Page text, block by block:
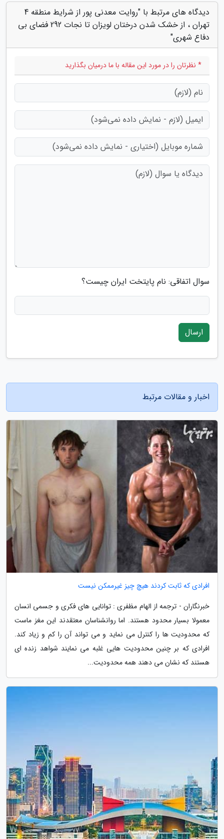
دیدگاه های مرتبط با "روایت معدنی پور از شرایط منطقه 4
تهران ، از خشک شدن درختان لویزان تا نجات 292 فضای بی
دفاع شهری"
* نظرتان را در مورد این مقاله با ما درمیان بگذارید
سوال اتفاقی: نام پایتخت ایران چیست؟
ارسال
اخبار و مقالات مرتبط
افرادی که ثابت کردند هیچ چیز غیرممکن نیست
خبرنگاران - ترجمه از الهام مظفری : توانایی های فکری و جسمی انسان
معمولا بسیار محدود هستند. اما روانشناسان معتقدند این مغز ماست
که محدودیت ها را کنترل می نماید و می تواند آن را کم و زیاد کند.
افرادی که بر چنین محدودیت هایی غلبه می نمایند شواهد زنده ای
هستند که نشان می دهند همه محدودیت...